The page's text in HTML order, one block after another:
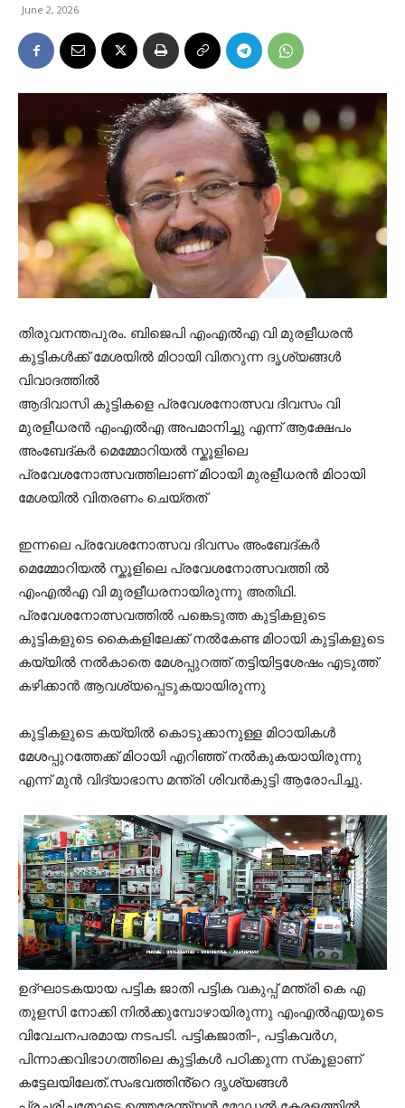
June 2, 2026
തിരുവനന്തപുരം. ബിജെപി എംഎൽഎ വി മുരളീധരൻ
കുട്ടികൾക്ക് മേശയിൽ മിഠായി വിതറുന്ന ദൃശ്യങ്ങൾ
വിവാദത്തിൽ
ആദിവാസി കുട്ടികളെ പ്രവേശനോത്സവ ദിവസം വി
മുരളീധരൻ എംഎൽഎ അപമാനിച്ചു എന്ന് ആക്ഷേപം
അംബേദ്കർ മെമ്മോറിയൽ സ്കൂളിലെ
പ്രവേശനോത്സവത്തിലാണ് മിഠായി മുരളീധരൻ മിഠായി
മേശയിൽ വിതരണം ചെയ്തത്
ഇന്നലെ പ്രവേശനോത്സവ ദിവസം അംബേദ്കർ
മെമ്മോറിയൽ സ്കൂളിലെ പ്രവേശനോത്സവത്തി ൽ
എംഎൽഎ വി മുരളീധരനായിരുന്നു അതിഥി.
പ്രവേശനോത്സവത്തിൽ പങ്കെടുത്ത കുട്ടികളുടെ
കുട്ടികളുടെ കൈകളിലേക്ക് നൽകേണ്ട മിഠായി കുട്ടികളുടെ
കയ്യിൽ നൽകാതെ മേശപ്പുറത്ത്‌ തട്ടിയിട്ടശേഷം എടുത്ത്‌
കഴിക്കാൻ ആവശ്യപ്പെടുകയായിരുന്നു
കുട്ടികളുടെ കയ്യിൽ കൊടുക്കാനുള്ള മിഠായികൾ
മേശപ്പുറത്തേക്ക് മിഠായി എറിഞ്ഞ് നൽകുകയായിരുന്നു
എന്ന് മുൻ വിദ്യാഭാസ മന്ത്രി ശിവൻകുട്ടി ആരോപിച്ചു.
ഉദ്‌ഘാടകയായ പട്ടിക ജാതി പട്ടിക വകുപ്പ് മന്ത്രി കെ എ
തുളസി നോക്കി നിൽക്കുമ്പോഴായിരുന്നു എംഎൽഎയുടെ
വിവേചനപരമായ നടപടി. പട്ടികജാതി-, പട്ടികവർഗ,
പിന്നാക്കവിഭാഗത്തിലെ കുട്ടികൾ പഠിക്കുന്ന സ്‌കൂളാണ്‌
കട്ടേലയിലേത്‌.സംഭവത്തിൻ്റെ ദൃശ്യങ്ങൾ